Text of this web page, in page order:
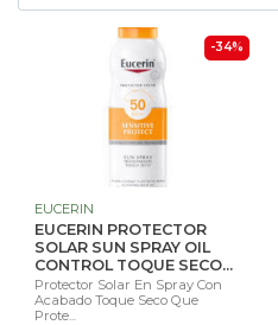
-34%
EUCERIN
EUCERIN PROTECTOR
SOLAR SUN SPRAY OIL
CONTROL TOQUE SECO...
Protector Solar En Spray Con
Acabado Toque Seco Que
Prote...